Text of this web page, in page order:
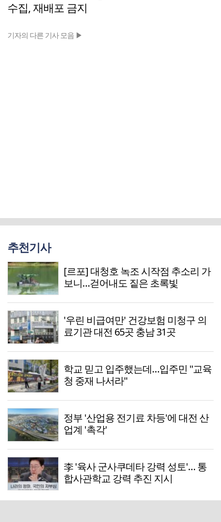
수집, 재배포 금지
기자의 다른 기사 모음 ▶
추천기사
[르포] 대청호 녹조 시작점 추소리 가
보니…걷어내도 짙은 초록빛
'우린 비급여만' 건강보험 미청구 의
료기관 대전 65곳 충남 31곳
학교 믿고 입주했는데…입주민 "교육
청 중재 나서라"
정부 '산업용 전기료 차등'에 대전 산
업계 '촉각'
李 '육사 군사쿠데타 강력 성토'… 통
합사관학교 강력 추진 지시